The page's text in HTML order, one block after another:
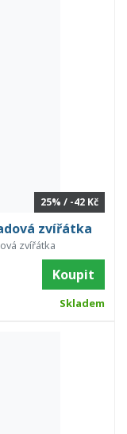
25% / -42 Kč
zvířátka
zvířátka
Koupit
Skladem